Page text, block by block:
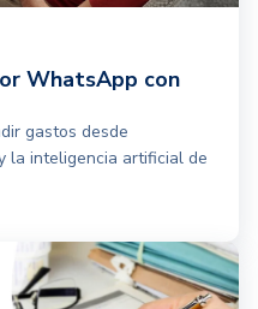
WhatsApp con
gastos desde
la inteligencia artificial de